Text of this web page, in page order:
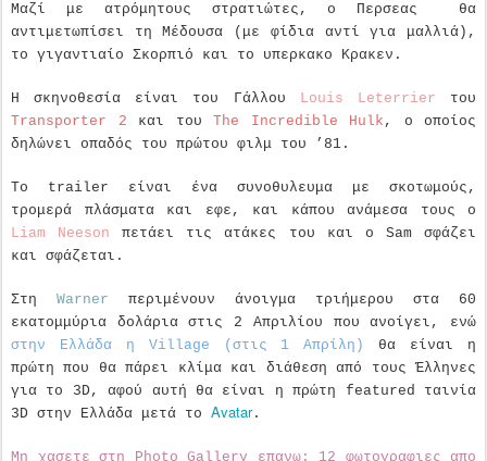
Μαζί με ατρόμητους στρατιώτες, ο Περσεας θα
αντιμετωπίσει τη Μέδουσα (με φίδια αντί για μαλλιά),
το γιγαντιαίο Σκορπιό και το υπερκακο Κρακεν.
Η σκηνοθεσία είναι του Γάλλου Louis Leterrier του
Transporter 2 και του The Incredible Hulk , ο οποίος
δηλώνει οπαδός του πρώτου φιλμ του ’81.
Το trailer είναι ένα συνοθυλευμα με σκοτωμούς,
τρομερά πλάσματα και εφε, και κάπου ανάμεσα τους ο
Liam Neeson πετάει τις ατάκες του και ο Sam σφάζει
και σφάζεται.
Στη Warner περιμένουν άνοιγμα τριήμερου στα 60
εκατομμύρια δολάρια στις 2 Απριλίου που ανοίγει, ενώ
στην Ελλάδα η Village (στις 1 Απρίλη)
θα είναι η
πρώτη που θα πάρει κλίμα και διάθεση από τους Έλληνες
για το 3D, αφού αυτή θα είναι η πρώτη featured ταινία
3D στην Ελλάδα μετά το Avatar.
Μη χασετε στη Photo Gallery επανω: 12 φωτογραφιες απο